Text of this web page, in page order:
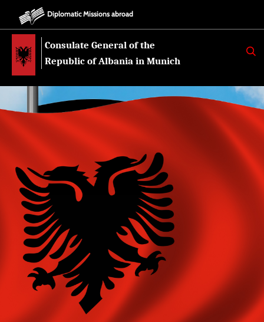
Diplomatic Missions abroad
Consulate General of the
Republic of Albania in Munich
K
E